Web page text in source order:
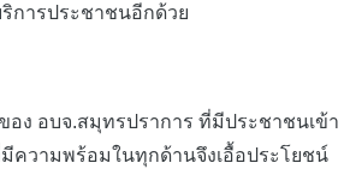
การประชาชนอีกด้วย
ง อบจ.สมุทรปราการ ที่มีประชาชนเข้า
ความพร้อมในทุกด้านจึงเอื้อประโยชน์